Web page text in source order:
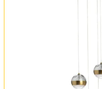
Установка